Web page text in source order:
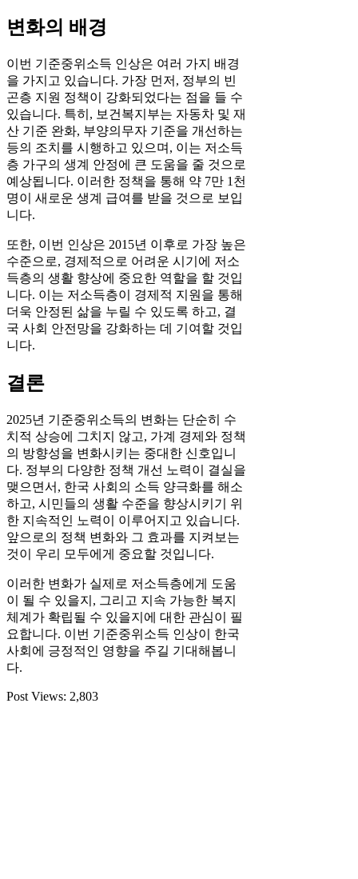
변화의 배경
이번 기준중위소득 인상은 여러 가지 배경
을 가지고 있습니다. 가장 먼저, 정부의 빈
곤층 지원 정책이 강화되었다는 점을 들 수
있습니다. 특히, 보건복지부는 자동차 및 재
산 기준 완화, 부양의무자 기준을 개선하는
등의 조치를 시행하고 있으며, 이는 저소득
층 가구의 생계 안정에 큰 도움을 줄 것으로
예상됩니다. 이러한 정책을 통해 약 7만 1천
명이 새로운 생계 급여를 받을 것으로 보입
니다.
또한, 이번 인상은 2015년 이후로 가장 높은
수준으로, 경제적으로 어려운 시기에 저소
득층의 생활 향상에 중요한 역할을 할 것입
니다. 이는 저소득층이 경제적 지원을 통해
더욱 안정된 삶을 누릴 수 있도록 하고, 결
국 사회 안전망을 강화하는 데 기여할 것입
니다.
결론
2025년 기준중위소득의 변화는 단순히 수
치적 상승에 그치지 않고, 가계 경제와 정책
의 방향성을 변화시키는 중대한 신호입니
다. 정부의 다양한 정책 개선 노력이 결실을
맺으면서, 한국 사회의 소득 양극화를 해소
하고, 시민들의 생활 수준을 향상시키기 위
한 지속적인 노력이 이루어지고 있습니다.
앞으로의 정책 변화와 그 효과를 지켜보는
것이 우리 모두에게 중요할 것입니다.
이러한 변화가 실제로 저소득층에게 도움
이 될 수 있을지, 그리고 지속 가능한 복지
체계가 확립될 수 있을지에 대한 관심이 필
요합니다. 이번 기준중위소득 인상이 한국
사회에 긍정적인 영향을 주길 기대해봅니
다.
Post Views: 2,803